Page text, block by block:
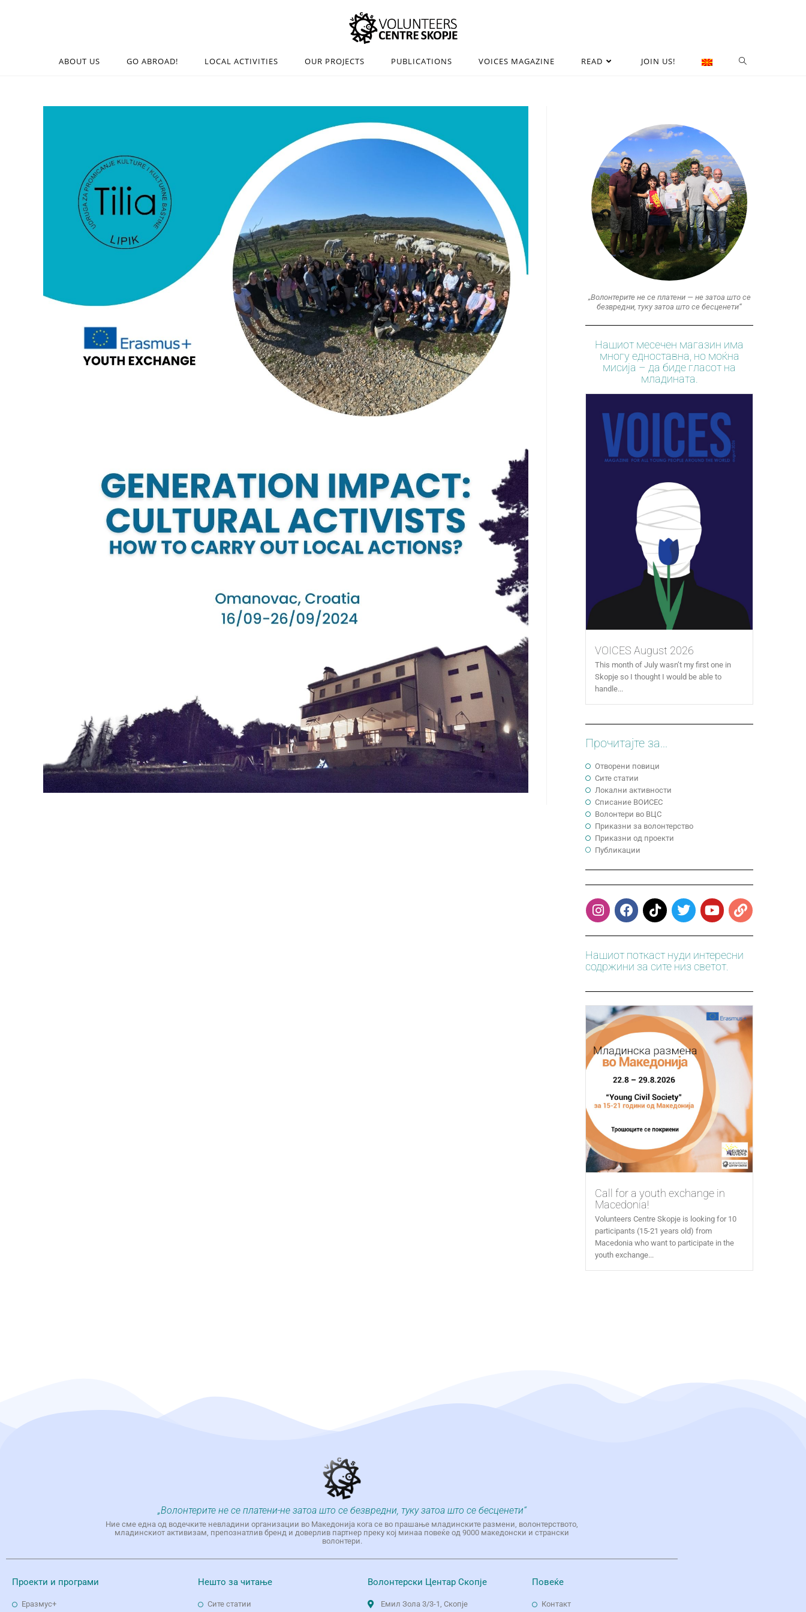
ABOUT US GO ABROAD! LOCAL ACTIVITIES OUR PROJECTS PUBLICATIONS VOICES MAGAZINE READ JOIN US!
„Волонтерите не се платени — не затоа што се
безвредни, туку затоа што се бесценети“
Нашиот месечен магазин има
многу едноставна, но моќна
мисија – да биде гласот на
младината.
VOICES August 2026
This month of July wasn’t my first one in
Skopje so I thought I would be able to
handle...
Прочитајте за...
Отворени повици
Сите статии
Локални активности
Cписание ВОИСЕС
Волонтери во ВЦС
Приказни за волонтерство
Приказни од проекти
Публикации
Нашиот поткаст нуди интересни
содржини за сите низ светот.
Call for a youth exchange in
Macedonia!
Volunteers Centre Skopje is looking for 10
participants (15-21 years old) from
Macedonia who want to participate in the
youth exchange...
„Волонтерите не се платени-не затоа што се безвредни, туку затоа што се бесценети“
Ние сме една од водечките невладини организации во Македонија кога се во прашање младинските размени, волонтерството,
младинскиот активизам, препознатлив бренд и доверлив партнер преку кој минаа повеќе од 9000 македонски и странски
волонтери.
Проекти и програми
Еразмус+
Нешто за читање
Сите статии
Волонтерски Центар Скопје
Емил Зола 3/3-1, Скопје
Повеќе
Контакт